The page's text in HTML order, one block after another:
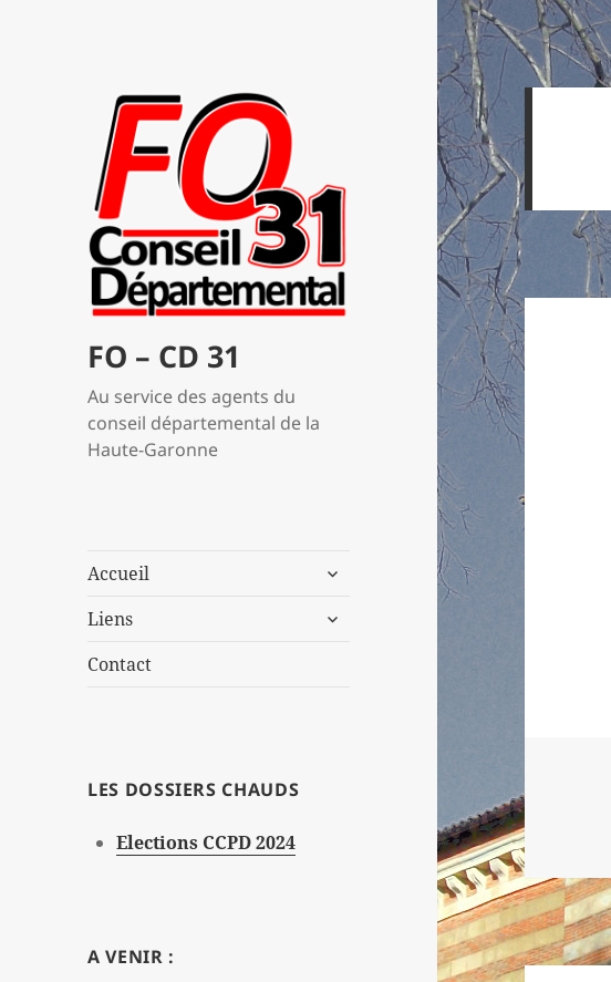
FO – CD 31
Au service des agents du
conseil départemental de la
Haute-Garonne
Accueil
ouvrir
sous-
Liens
ouvrir
Contact
LES DOSSIERS CHAUDS
Elections CCPD 2024
A VENIR :